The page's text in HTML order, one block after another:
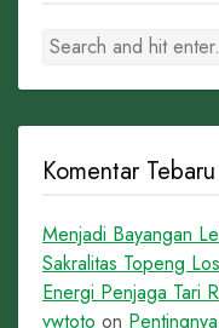
Komentar Tebaru
Menjadi Bayangan
Sakralitas Topeng
Energi Penjaga Tari
vwtoto on